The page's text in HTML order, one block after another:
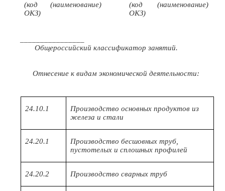
(код
ОКЗ)
(наименование)
(код
ОКЗ)
(наименование)
Общероссийский классификатор занятий.
Отнесение к видам экономической деятельности:
24.10.1
Производство основных продуктов из
железа и стали
24.20.1
Производство бесшовных труб,
пустотелых и сплошных профилей
24.20.2 Производство сварных труб